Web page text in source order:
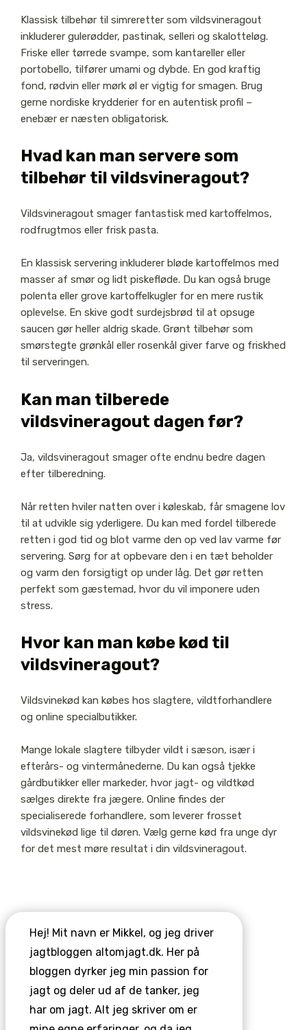
Klassisk tilbehør til simreretter som vildsvineragout
inkluderer gulerødder, pastinak, selleri og skalotteløg.
Friske eller tørrede svampe, som kantareller eller
portobello, tilfører umami og dybde. En god kraftig
fond, rødvin eller mørk øl er vigtig for smagen. Brug
gerne nordiske krydderier for en autentisk profil –
enebær er næsten obligatorisk.
Hvad kan man servere som
tilbehør til vildsvineragout?
Vildsvineragout smager fantastisk med kartoffelmos,
rodfrugtmos eller frisk pasta.
En klassisk servering inkluderer bløde kartoffelmos med
masser af smør og lidt piskefløde. Du kan også bruge
polenta eller grove kartoffelkugler for en mere rustik
oplevelse. En skive godt surdejsbrød til at opsuge
saucen gør heller aldrig skade. Grønt tilbehør som
smørstegte grønkål eller rosenkål giver farve og friskhed
til serveringen.
Kan man tilberede
vildsvineragout dagen før?
Ja, vildsvineragout smager ofte endnu bedre dagen
efter tilberedning.
Når retten hviler natten over i køleskab, får smagene lov
til at udvikle sig yderligere. Du kan med fordel tilberede
retten i god tid og blot varme den op ved lav varme før
servering. Sørg for at opbevare den i en tæt beholder
og varm den forsigtigt op under låg. Det gør retten
perfekt som gæstemad, hvor du vil imponere uden
stress.
Hvor kan man købe kød til
vildsvineragout?
Vildsvinekød kan købes hos slagtere, vildtforhandlere
og online specialbutikker.
Mange lokale slagtere tilbyder vildt i sæson, især i
efterårs- og vintermånederne. Du kan også tjekke
gårdbutikker eller markeder, hvor jagt- og vildtkød
sælges direkte fra jægere. Online findes der
specialiserede forhandlere, som leverer frosset
vildsvinekød lige til døren. Vælg gerne kød fra unge dyr
for det mest møre resultat i din vildsvineragout.
Hej! Mit navn er Mikkel, og jeg driver
jagtbloggen altomjagt.dk. Her på
bloggen dyrker jeg min passion for
jagt og deler ud af de tanker, jeg
har om jagt. Alt jeg skriver om er